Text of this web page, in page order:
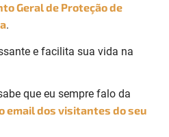
Geral de Proteção de
.
e facilita sua vida na
que eu sempre falo da
email dos visitantes do seu